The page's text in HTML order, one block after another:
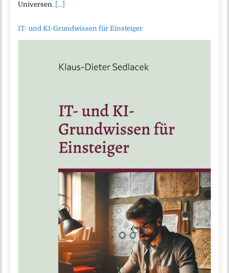
Universen. [...]
IT- und KI-Grundwissen für Einsteiger